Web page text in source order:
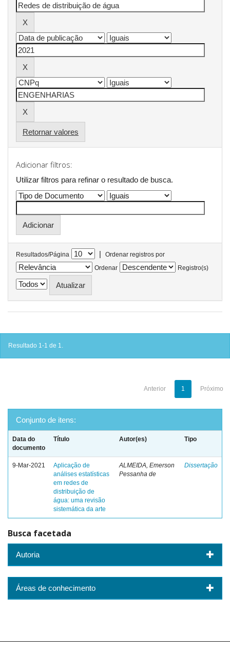
Retornar valores
Adicionar filtros:
Utilizar filtros para refinar o resultado de busca.
Resultados/Página |
Ordenar registros por
Ordenar
Registro(s)
Resultado 1-1 de 1.
Anterior 1 Próximo
Conjunto de itens:
Data do
documento
Título Autor(es) Tipo
9-Mar-2021
Aplicação de
análises estatísticas
em redes de
distribuição de
água: uma revisão
sistemática da arte
ALMEIDA, Emerson
Pessanha de
Dissertação
Busca facetada
Autoria
Áreas de conhecimento